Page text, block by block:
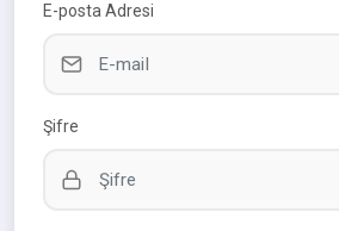
E-posta Adresi
Şifre